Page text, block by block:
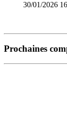
30/01/2026
Prochaines